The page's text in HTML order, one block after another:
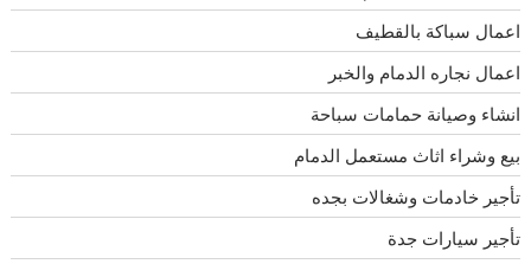
اعمال سباكة بالقطيف
اعمال نجاره الدمام والخبر
انشاء وصيانة حمامات سباحة
بيع وشراء اثاث مستعمل الدمام
تأجير خادمات وشغالات بجده
تأجير سيارات جدة